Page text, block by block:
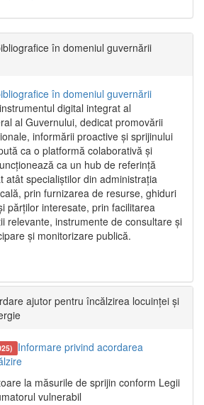
în domeniul guvernării
în domeniul guvernării
digital integrat al
al Guvernului, dedicat promovării
informării proactive și sprijinului
ca o platformă colaborativă și
ca un hub de referință
atât specialiștilor din administrația
prin furnizarea de resurse, ghiduri
părților interesate, prin facilitarea
relevante, instrumente de consultare și
și monitorizare publică.
ajutor pentru încălzirea locuinței și
Informare privind acordarea
la măsurile de sprijin conform Legii
vulnerabil